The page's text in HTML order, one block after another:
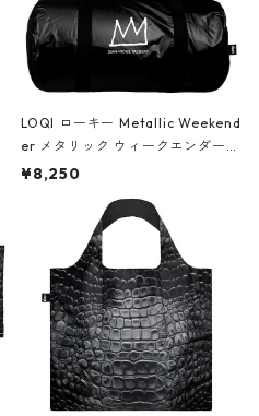
LOQI ローキー Metallic Weekend
er メタリック ウィークエンダー
ボストンバッグ ショルダーバッグ
Black ジャン=ミッシェル・バスキ
ア/クラウン ブラック
¥8,250